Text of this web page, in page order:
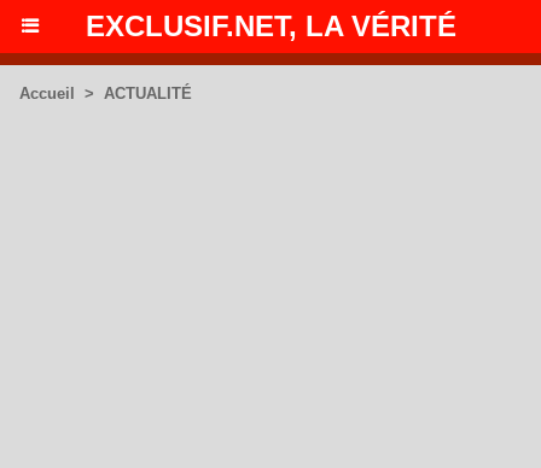
EXCLUSIF.NET, LA VÉRITÉ
Accueil > ACTUALITÉ